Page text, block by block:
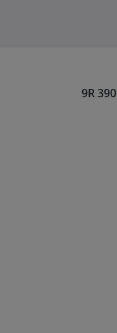
9R 390